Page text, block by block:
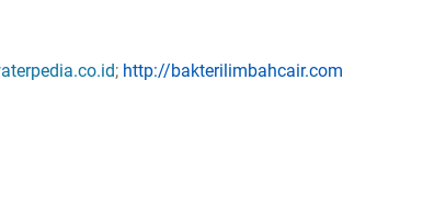
; http://bakterilimbahcair.com